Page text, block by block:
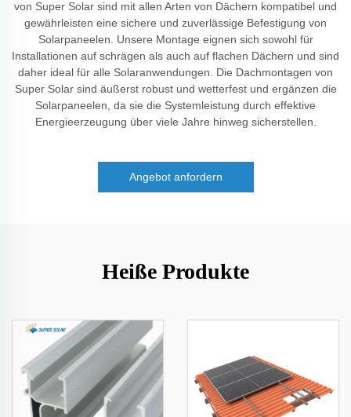
von Super Solar sind mit allen Arten von Dächern kompatibel und
gewährleisten eine sichere und zuverlässige Befestigung von
Solarpaneelen. Unsere Montage eignen sich sowohl für
Installationen auf schrägen als auch auf flachen Dächern und sind
daher ideal für alle Solaranwendungen. Die Dachmontagen von
Super Solar sind äußerst robust und wetterfest und ergänzen die
Solarpaneelen, da sie die Systemleistung durch effektive
Energieerzeugung über viele Jahre hinweg sicherstellen.
Angebot anfordern
Heiße Produkte